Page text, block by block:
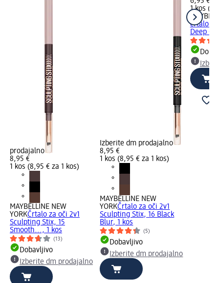
prodajalno
8,95 €
1 kos (8,95 € za 1 kos)
MAYBELLINE NEW
YORKČrtalo za oči 2v1
Sculpting Stix, 15
Smooth..., 1 kos
(13)
Dobavljivo
Izberite dm prodajalno
Izberite dm prodajalno
8,95 €
1 kos (8,95 € za 1 kos)
MAYBELLINE NEW
YORKČrtalo za oči 2v1
Sculpting Stix, 16 Black
Blur, 1 kos
(5)
Dobavljivo
Izberite dm prodajalno
1 kos
črtalo
Deep